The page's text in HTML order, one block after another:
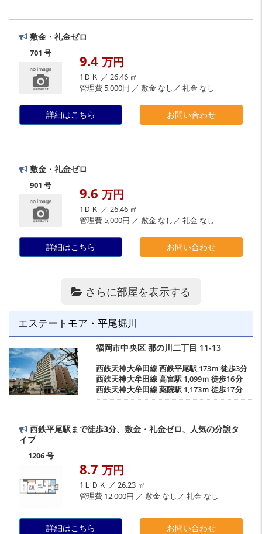
敷金・礼金ゼロ
701 号 9.4 万円
1ＤＫ ／ 26.46 ㎡
管理費 5,000円 ／ 敷金 なし／ 礼金 なし
詳細はこちら お問い合わせ
敷金・礼金ゼロ
901 号 9.6 万円
1ＤＫ ／ 26.46 ㎡
管理費 5,000円 ／ 敷金 なし／ 礼金 なし
詳細はこちら お問い合わせ
さらに部屋を表示する
エステートモア・平尾堀川
福岡市中央区 那の川二丁目 11-13
西鉄天神大牟田線西鉄平尾駅 173ｍ 徒歩3分
西鉄天神大牟田線高宮駅1,099ｍ 徒歩16分
西鉄天神大牟田線薬院駅1,173ｍ 徒歩17分
西鉄平尾駅まで徒歩3分、敷金・礼金ゼロ、人気の分譲タ
イプ
1206 号
8.7 万円
1ＬＤＫ ／ 26.23 ㎡
管理費 12,000円 ／ 敷金 なし／ 礼金 なし
詳細はこちら お問い合わせ